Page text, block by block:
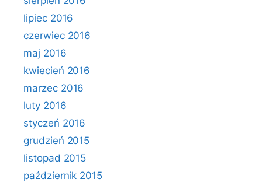
lipiec 2016
czerwiec 2016
maj 2016
kwiecień 2016
marzec 2016
luty 2016
styczeń 2016
grudzień 2015
listopad 2015
październik 2015